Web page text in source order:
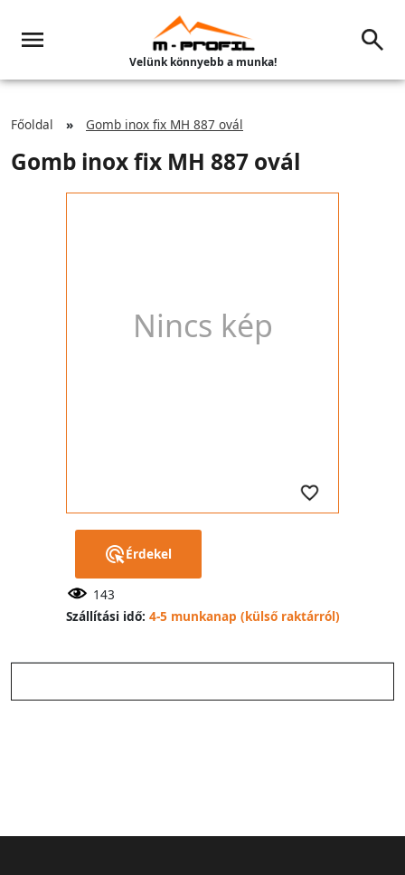
Velünk könnyebb a munka!
Főoldal Gomb inox fix MH 887 ovál
Gomb inox fix MH 887 ovál
Nincs kép
Érdekel
143
Szállítási idő: 4-5 munkanap (külső raktárról)